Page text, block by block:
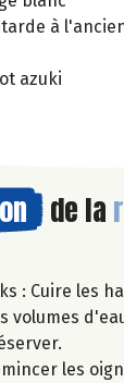
à
azuki
de la
: Cuire les
volumes
les